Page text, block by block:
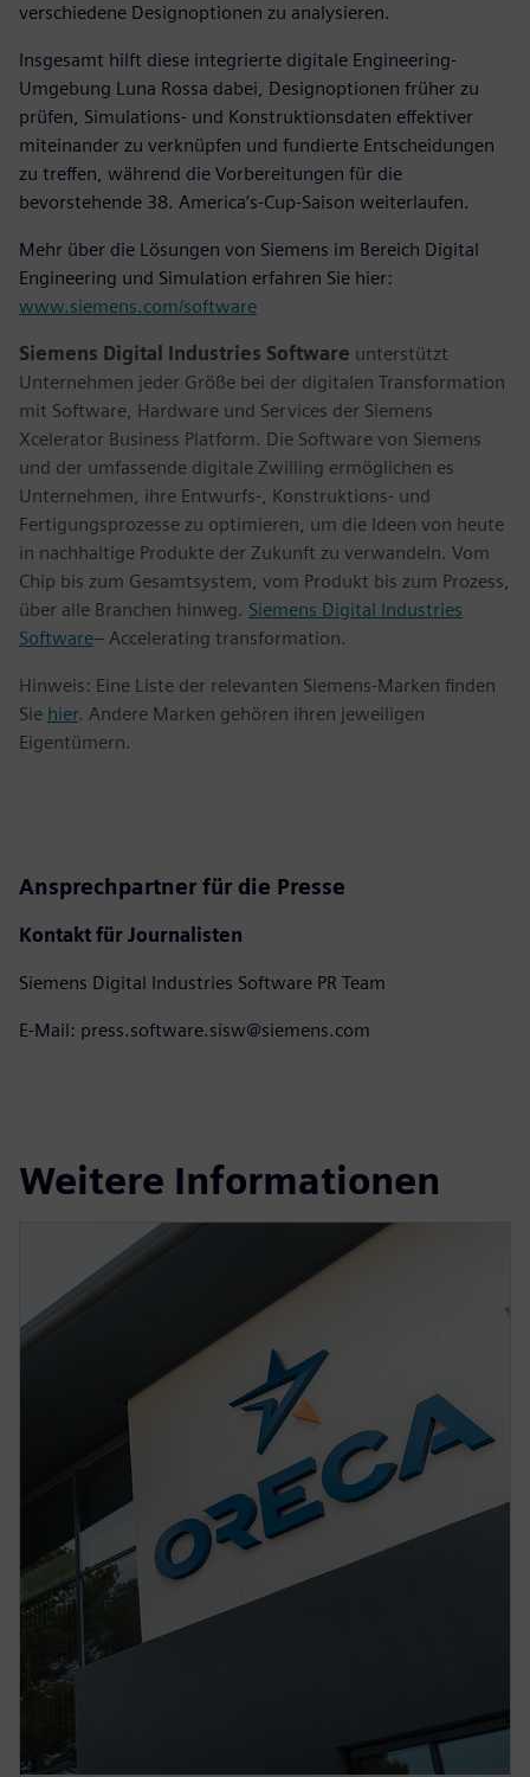
verschiedene Designoptionen zu analysieren.
Insgesamt hilft diese integrierte digitale Engineering-
Umgebung Luna Rossa dabei, Designoptionen früher zu
prüfen, Simulations- und Konstruktionsdaten effektiver
miteinander zu verknüpfen und fundierte Entscheidungen
zu treffen, während die Vorbereitungen für die
bevorstehende 38. America’s-Cup-Saison weiterlaufen.
Mehr über die Lösungen von Siemens im Bereich Digital
Engineering und Simulation erfahren Sie hier:
www.siemens.com/software
Siemens Digital Industries Software unterstützt
Unternehmen jeder Größe bei der digitalen Transformation
mit Software, Hardware und Services der Siemens
Xcelerator Business Platform. Die Software von Siemens
und der umfassende digitale Zwilling ermöglichen es
Unternehmen, ihre Entwurfs-, Konstruktions- und
Fertigungsprozesse zu optimieren, um die Ideen von heute
in nachhaltige Produkte der Zukunft zu verwandeln. Vom
Chip bis zum Gesamtsystem, vom Produkt bis zum Prozess,
über alle Branchen hinweg. Siemens Digital Industries
Software– Accelerating transformation.
Hinweis: Eine Liste der relevanten Siemens-Marken finden
Sie hier. Andere Marken gehören ihren jeweiligen
Eigentümern.
Ansprechpartner für die Presse
Kontakt für Journalisten
Siemens Digital Industries Software PR Team
E-Mail: press.software.sisw@siemens.com
Weitere Informationen